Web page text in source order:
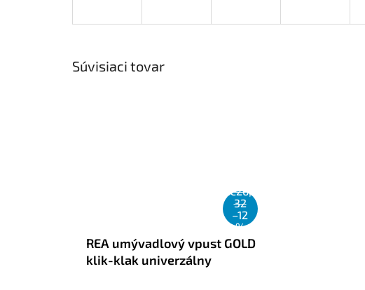
Súvisiaci tovar
€26,
32
–12
%
REA umývadlový vpust GOLD
klik-klak univerzálny